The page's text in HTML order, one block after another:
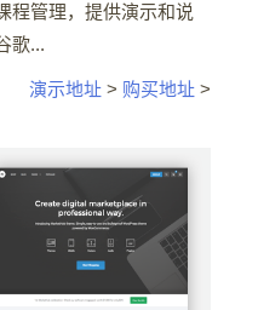
程管理，提供演示和说
歌...
演示地址 > 购买地址 >